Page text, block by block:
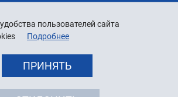
пользователей сайта
Подробнее
ПРИНЯТЬ